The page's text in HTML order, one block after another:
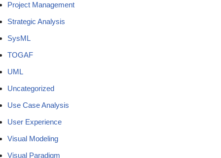
Project Management
Strategic Analysis
SysML
TOGAF
UML
Uncategorized
Use Case Analysis
User Experience
Visual Modeling
Visual Paradigm